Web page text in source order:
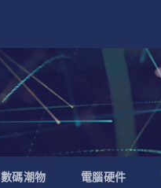
數碼潮物 電腦硬件